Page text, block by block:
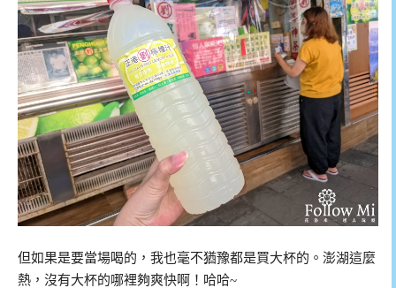
但如果是要當場喝的，我也毫不猶豫都是買大杯的。澎湖這麼
熱，沒有大杯的哪裡夠爽快啊！哈哈~